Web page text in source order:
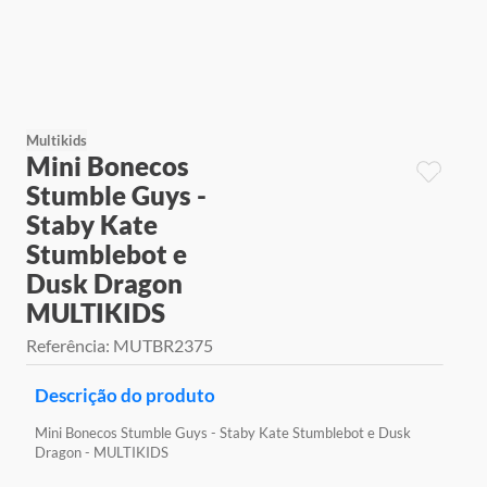
Multikids
Mini Bonecos
Stumble Guys -
Staby Kate
Stumblebot e
Dusk Dragon
MULTIKIDS
Referência: MUTBR2375
Descrição do produto
Mini Bonecos Stumble Guys - Staby Kate Stumblebot e Dusk
Dragon - MULTIKIDS